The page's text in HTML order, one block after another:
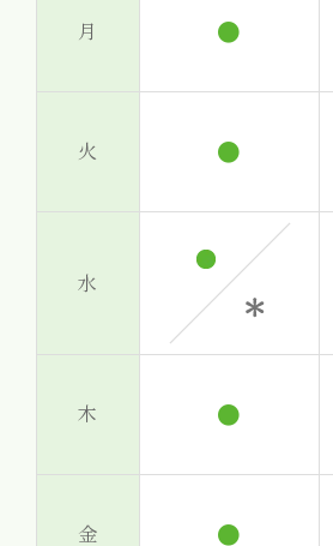
月 ●
火 ●
水
木 ●
金 ●